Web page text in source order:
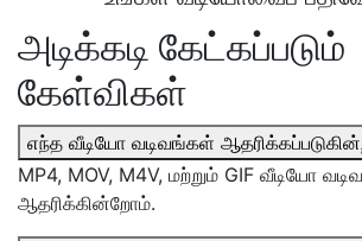
அடிக்கடி கேட்கப்படும்
கேள்விகள்
எந்த வீடியோ வடிவங்கள்
MP4, MOV, M4V, மற்றும் GIF வீடியோ
ஆதரிக்கின்றோம்.